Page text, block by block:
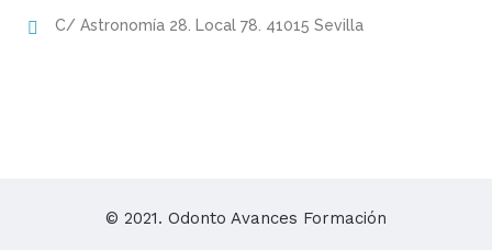
C/ Astronomía 28. Local 78. 41015 Sevilla
© 2021. Odonto Avances Formación